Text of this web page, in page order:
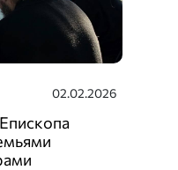
02.02.2026